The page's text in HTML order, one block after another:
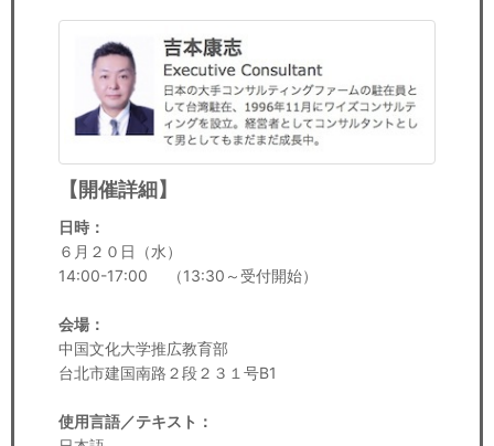
【開催詳細】
日時：
６月２０日（水）
14:00-17:00 （13:30～受付開始）
会場：
中国文化大学推広教育部
台北市建国南路２段２３１号B1
使用言語／テキスト：